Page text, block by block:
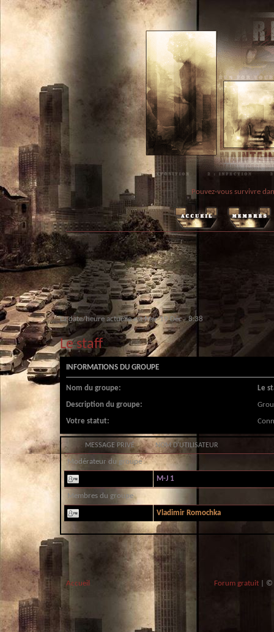
Pouvez-vous survivre
La date/heure actuelle est Mer 19 Déc - 8:38
Le staff
INFORMATIONS DU GROUPE
Nom du groupe: Le
Description du groupe:
Votre statut:
MESSAGE PRIVÉ NOM D'UTILISATEUR
Modérateur du groupe
M-J 1
Membres du groupe
Vladimir Romochka
Accueil Forum gratuit ©